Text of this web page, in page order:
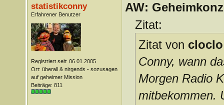
statistikconny
Erfahrener Benutzer
Registriert seit: 06.01.2005
Ort: überall & nirgends - sozusagen
auf geheimer Mission
Beiträge: 811
AW:
Zitat:
Zitat von cloclo
Conny, wann
Morgen Radio
mitbekommen.